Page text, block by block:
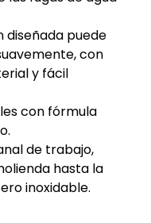
diseñada puede
con
y fácil
con fórmula
de trabajo,
hasta la
inoxidable.